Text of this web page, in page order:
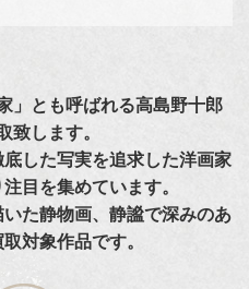
」とも呼ばれる高島野十郎
致します。
した写実を追求した洋画家
目を集めています。
た静物画、静謐で深みのあ
対象作品です。